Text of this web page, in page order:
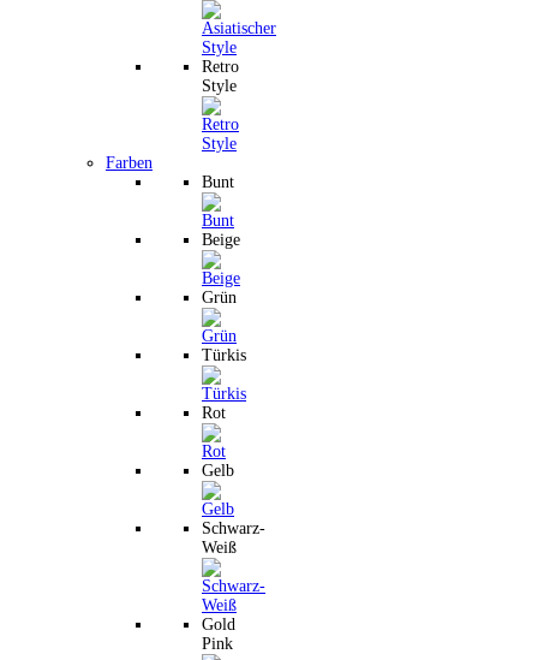
Retro
Style
Farben
Bunt
Beige
Grün
Türkis
Rot
Gelb
Schwarz-
Weiß
Gold
Pink